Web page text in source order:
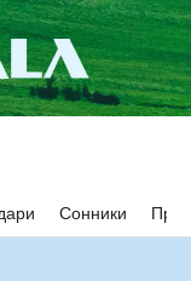
Сонники